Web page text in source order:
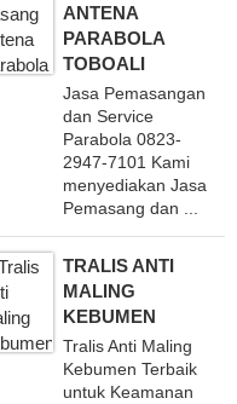
ANTENA
PARABOLA
TOBOALI
Jasa Pemasangan
dan Service
Parabola 0823-
2947-7101 Kami
menyediakan Jasa
Pemasang dan ...
TRALIS ANTI
MALING
KEBUMEN
Tralis Anti Maling
Kebumen Terbaik
untuk Keamanan